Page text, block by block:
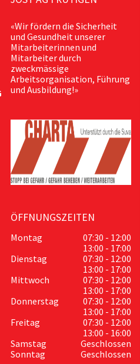
«Wir fördern die Sicherheit
und Gesundheit unserer
Mitarbeiterinnen und
Mitarbeiter durch
zweckmässige
Arbeitsorganisation, Führung
und Ausbildung!»
ÖFFNUNGSZEITEN
Montag
07:30 - 12:00
13:00 - 17:00
Dienstag
07:30 - 12:00
13:00 - 17:00
Mittwoch
07:30 - 12:00
13:00 - 17:00
Donnerstag
07:30 - 12:00
13:00 - 17:00
Freitag
07:30 - 12:00
13:00 - 16:00
Samstag
Geschlossen
Sonntag
Geschlossen